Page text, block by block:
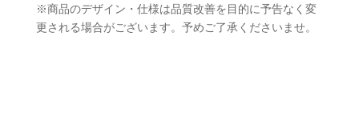
※商品のデザイン・仕様は品質改善を目的に予告なく変
更される場合がございます。予めご了承くださいませ。